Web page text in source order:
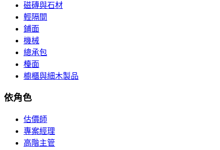
磁磚與石材
輕隔間
鋪面
機械
總承包
檯面
櫥櫃與細木製品
依角色
估價師
專案經理
高階主管